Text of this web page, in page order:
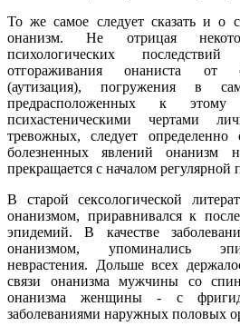
То же самое следует сказать и о
онанизм. Не отрицая
психологических
отгораживания онаниста от
(аутизация), погружения в
предрасположенных к
психастеническими чертами
тревожных, следует определенно
болезненных явлений онанизм
прекращается с началом
В старой сексологической
онанизмом, приравнивался к
эпидемий. В качестве
онанизмом, упоминались
неврастения. Дольше всех
связи онанизма мужчины со
онанизма женщины - с
заболеваниями наружных половых